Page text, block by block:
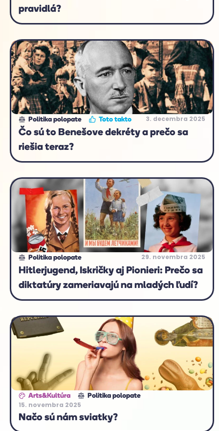
pravidlá?
Politika polopate Toto takto 3. decembra 2025
Čo sú to Benešove dekréty a prečo sa
riešia teraz?
Politika polopate 29. novembra 2025
Hitlerjugend, Iskričky aj Pionieri: Prečo sa
diktatúry zameriavajú na mladých ľudí?
Arts&Kultúra
Politika polopate
15. novembra 2025
Načo sú nám sviatky?